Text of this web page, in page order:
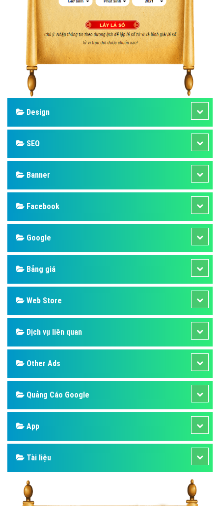
Design
SEO
Banner
Facebook
Google
Bảng giá
Web Store
Dịch vụ liên quan
Other Ads
Quảng Cáo Google
App
Tài liệu